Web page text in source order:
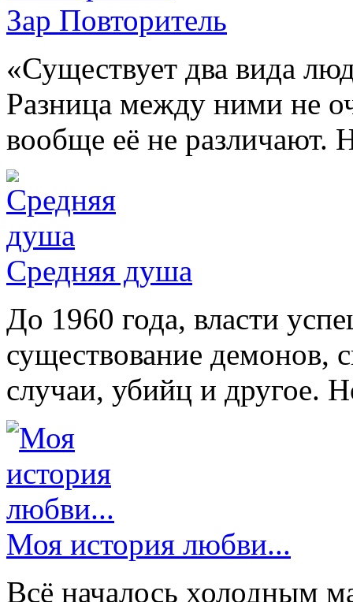
Зар Повторитель
«Существует два вида
Разница между ними не
вообще её не
Средняя душа
До 1960 года, власти
существование демонов,
случаи, убийц и другое.
Моя история любви...
Всё началось холодным